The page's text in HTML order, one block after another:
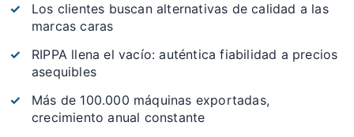
Los clientes buscan alternativas de calidad a las
marcas caras
RIPPA llena el vacío: auténtica fiabilidad a precios
asequibles
Más de 100.000 máquinas exportadas,
crecimiento anual constante